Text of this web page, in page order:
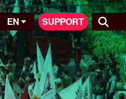
EN SUPPORT